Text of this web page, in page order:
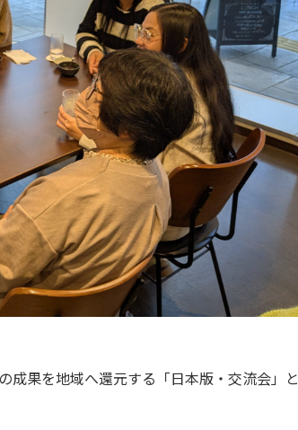
成果を地域へ還元する「日本版・交流会」と